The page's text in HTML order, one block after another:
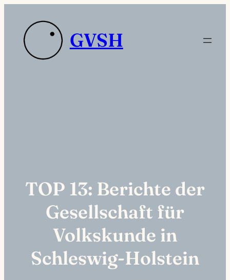
springen
GVSHsdas
TOP 13: Berichte der
Gesellschaft für
Volkskunde in
Schleswig-Holstein